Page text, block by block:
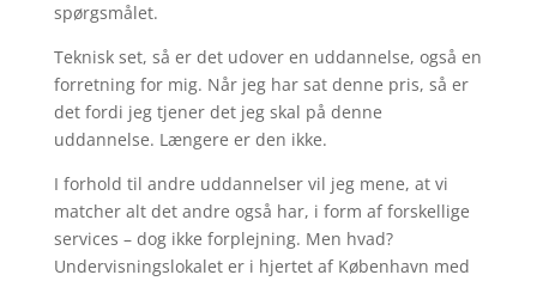
spørgsmålet.
Teknisk set, så er det udover en uddannelse, også en
forretning for mig. Når jeg har sat denne pris, så er
det fordi jeg tjener det jeg skal på denne
uddannelse. Længere er den ikke.
I forhold til andre uddannelser vil jeg mene, at vi
matcher alt det andre også har, i form af forskellige
services – dog ikke forplejning. Men hvad?
Undervisningslokalet er i hjertet af København med